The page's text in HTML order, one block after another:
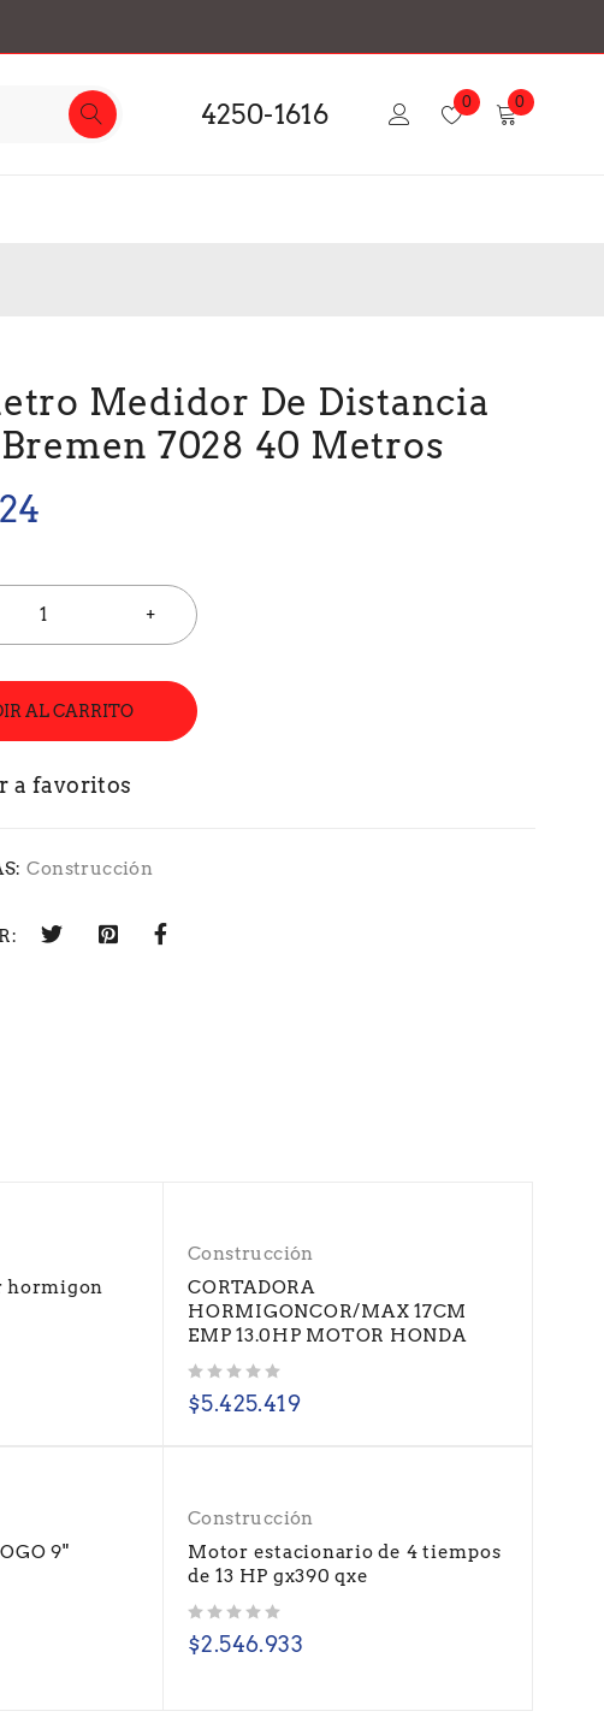
4250-1616 0 0
Medidor De Distancia
7028 40 Metros
AL CARRITO
Construcción
hormigon
Construcción
CORTADORA
HORMIGONCOR/MAX 17CM
EMP 13.0HP MOTOR HONDA
$5.425.419
9"
Construcción
Motor estacionario de 4 tiempos
de 13 HP gx390 qxe
$2.546.933